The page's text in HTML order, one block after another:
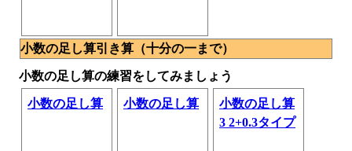
小数の足し算引き算（十分の一まで）
小数の足し算の練習をしてみましょう
小数の足し算 小数の足し算
小数の足し算
3 2+0.3タイプ